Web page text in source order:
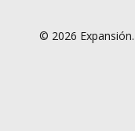
© 2026 Expansión.